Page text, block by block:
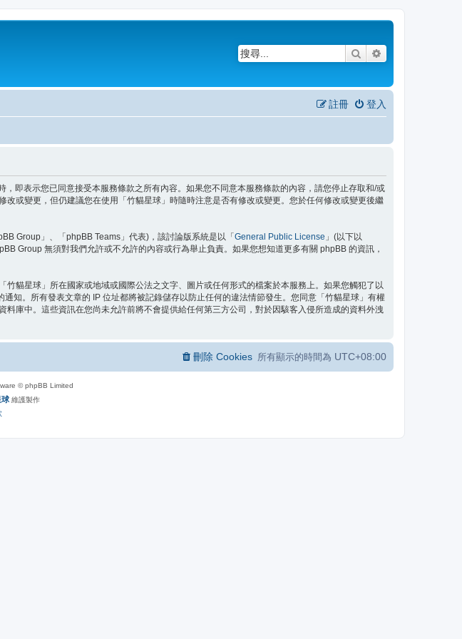
搜尋
登入
註冊
即表示您已同意接受本服務條款之所有內容。如果您不同意本服務條款的內容，請您停止存取和/或
或變更，但仍建議您在使用「竹貓星球」時隨時注意是否有修改或變更。您於任何修改或變更後繼
Group」、「phpBB Teams」代表)，該討論版系統是以「 General Public License 」(以下以
Group 無須對我們允許或不允許的內容或行為舉止負責。如果您想知道更多有關 phpBB 的資訊，
貓星球」所在國家或地域或國際公法之文字、圖片或任何形式的檔案於本服務上。如果您觸犯了以
知。所有發表文章的 IP 位址都將被記錄儲存以防止任何的違法情節發生。您同意「竹貓星球」有權
庫中。這些資訊在您尚未允許前將不會提供給任何第三方公司，對於因駭客入侵所造成的資料外洩
所有顯示的時間為 UTC+08:00
刪除 Cookies
© phpBB Limited
球 維護製作